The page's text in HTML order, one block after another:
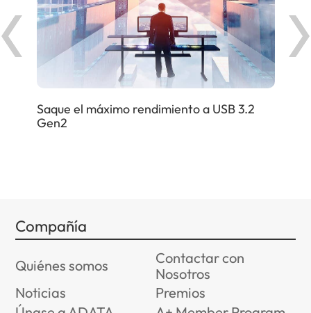
Saque el máximo rendimiento a USB 3.2
Gen2
Compañía
Quiénes somos
Contactar con
Nosotros
Noticias
Premios